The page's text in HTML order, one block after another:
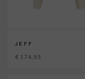
JEFF
€ 174,95